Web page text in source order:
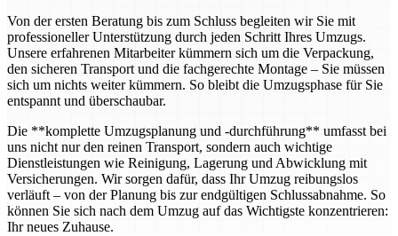
Von der ersten Beratung bis zum Schluss begleiten wir Sie mit
professioneller Unterstützung durch jeden Schritt Ihres Umzugs.
Unsere erfahrenen Mitarbeiter kümmern sich um die Verpackung,
den sicheren Transport und die fachgerechte Montage – Sie müssen
sich um nichts weiter kümmern. So bleibt die Umzugsphase für Sie
entspannt und überschaubar.
Die **komplette Umzugsplanung und -durchführung** umfasst bei
uns nicht nur den reinen Transport, sondern auch wichtige
Dienstleistungen wie Reinigung, Lagerung und Abwicklung mit
Versicherungen. Wir sorgen dafür, dass Ihr Umzug reibungslos
verläuft – von der Planung bis zur endgültigen Schlussabnahme. So
können Sie sich nach dem Umzug auf das Wichtigste konzentrieren:
Ihr neues Zuhause.